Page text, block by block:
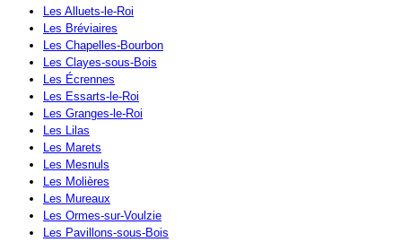
Les Alluets-le-Roi
Les Bréviaires
Les Chapelles-Bourbon
Les Clayes-sous-Bois
Les Écrennes
Les Essarts-le-Roi
Les Granges-le-Roi
Les Lilas
Les Marets
Les Mesnuls
Les Molières
Les Mureaux
Les Ormes-sur-Voulzie
Les Pavillons-sous-Bois